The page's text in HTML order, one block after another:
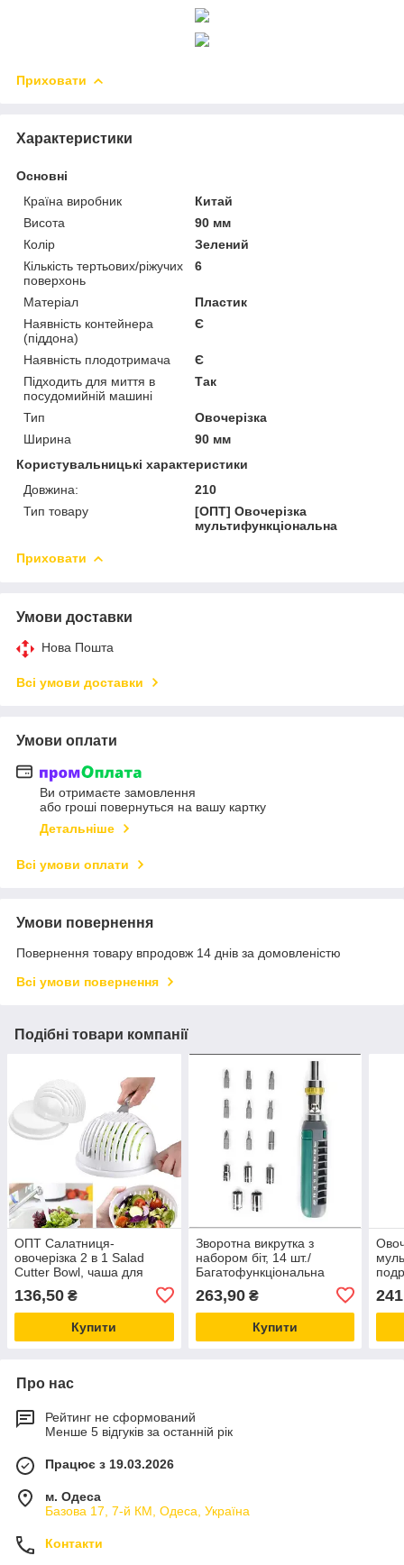
Приховати
Характеристики
Основні
Країна виробник
Китай
Висота
90 мм
Колір
Зелений
Кількість тертьових/ріжучих
поверхонь
6
Матеріал
Пластик
Наявність контейнера
(піддона)
Є
Наявність плодотримача
Є
Підходить для миття в
посудомийній машині
Так
Тип
Овочерізка
Ширина
90 мм
Користувальницькі характеристики
Довжина:
210
Тип товару
[ОПТ] Овочерізка
мультифункціональна
Приховати
Умови доставки
Нова Пошта
Всі умови доставки
Умови оплати
Ви отримаєте замовлення
або гроші повернуться на вашу картку
Детальніше
Всі умови оплати
Умови повернення
Повернення товару впродовж 14 днів за домовленістю
Всі умови повернення
Подібні товари компанії
ОПТ Салатниця-
овочерізка 2 в 1 Salad
Cutter Bowl, чаша для
136,50 ₴
Купити
Зворотна викрутка з
набором біт, 14 шт./
Багатофункціональна
263,90₴
Купити
Про нас
Рейтинг не сформований
Менше 5 відгуків за останній рік
Працює з 19.03.2026
м. Одеса
Базова 17, 7-й КМ, Одеса, Україна
Контакти